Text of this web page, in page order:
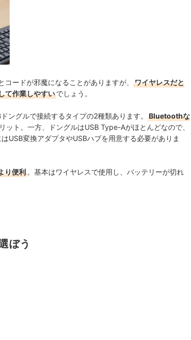
ードが邪魔になることがありますが、
ワイヤレスだと
て作業しやすいでしょう。
ングルで接続するタイプの2種類あります。
Bluetoothな
ット。一方、ドングルはUSB Type-Aがほとんどなので、
USB変換アダプタやUSBハブを用意する必要がありま
り便利 。基本はワイヤレスで使用し、バッテリーが切れ
ぼう